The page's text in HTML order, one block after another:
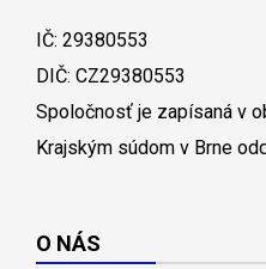
IČ: 29380553
DIČ: CZ29380553
Spoločnosť je zapísaná v
Krajským súdom v Brne
O NÁS